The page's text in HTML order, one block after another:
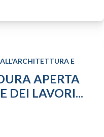
E
APERTA
DEI LAVORI...